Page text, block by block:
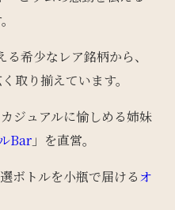
希少なレア銘柄から、
取り揃えています。
ジュアルに愉しめる姉妹
Bar 」を直営。
ボトルを小瓶で届ける オ